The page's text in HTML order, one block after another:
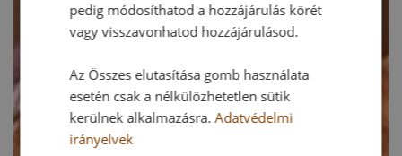
pedig módosíthatod a hozzájárulás körét
vagy visszavonhatod hozzájárulásod.
Az Összes elutasítása gomb használata
esetén csak a nélkülözhetetlen sütik
kerülnek alkalmazásra.Adatvédelmi
irányelvek